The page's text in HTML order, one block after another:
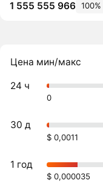
1 555 555 966 100%
Цена мин/макс
24 ч
0
30 д
$ 0,0011
1 год
$ 0,000035